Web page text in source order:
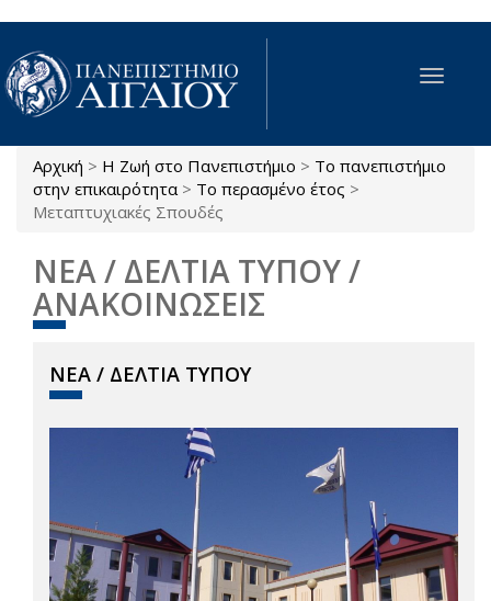
Παράκαμψη προς το κυρίως περιεχόμενο
Toggle
Είστε εδώ
Αρχική > Η Ζωή στο Πανεπιστήμιο > Το πανεπιστήμιο
στην επικαιρότητα > Το περασμένο έτος >
Μεταπτυχιακές Σπουδές
ΝΕΑ / ΔΕΛΤΙΑ ΤΥΠΟΥ /
ΑΝΑΚΟΙΝΩΣΕΙΣ
ΝΕΑ / ΔΕΛΤΙΑ ΤΥΠΟΥ